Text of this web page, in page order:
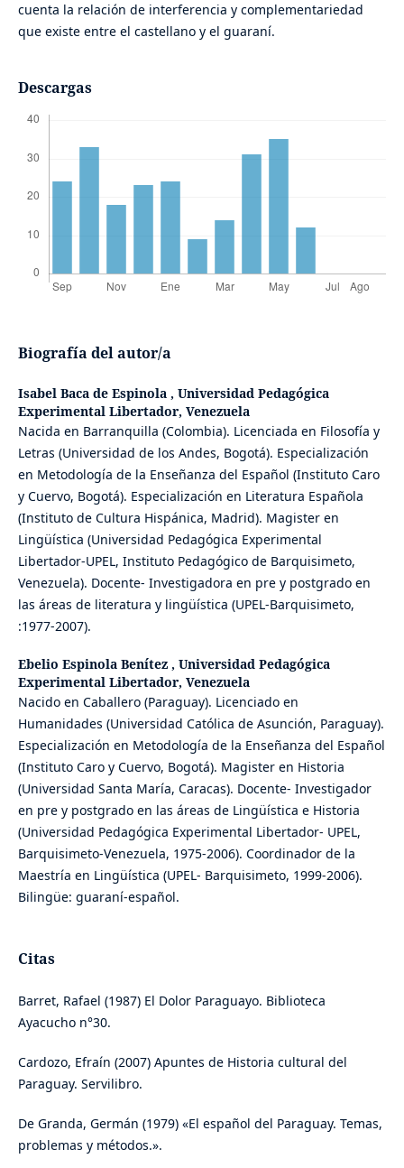
cuenta la relación de interferencia y complementariedad
que existe entre el castellano y el guaraní.
Descargas
Biografía del autor/a
Isabel Baca de Espinola , Universidad Pedagógica
Experimental Libertador, Venezuela
Nacida en Barranquilla (Colombia). Licenciada en Filosofía y
Letras (Universidad de los Andes, Bogotá). Especialización
en Metodología de la Enseñanza del Español (Instituto Caro
y Cuervo, Bogotá). Especialización en Literatura Española
(Instituto de Cultura Hispánica, Madrid). Magister en
Lingüística (Universidad Pedagógica Experimental
Libertador-UPEL, Instituto Pedagógico de Barquisimeto,
Venezuela). Docente- Investigadora en pre y postgrado en
las áreas de literatura y lingüística (UPEL-Barquisimeto,
:1977-2007).
Ebelio Espinola Benítez , Universidad Pedagógica
Experimental Libertador, Venezuela
Nacido en Caballero (Paraguay). Licenciado en
Humanidades (Universidad Católica de Asunción, Paraguay).
Especialización en Metodología de la Enseñanza del Español
(Instituto Caro y Cuervo, Bogotá). Magister en Historia
(Universidad Santa María, Caracas). Docente- Investigador
en pre y postgrado en las áreas de Lingüística e Historia
(Universidad Pedagógica Experimental Libertador- UPEL,
Barquisimeto-Venezuela, 1975-2006). Coordinador de la
Maestría en Lingüística (UPEL- Barquisimeto, 1999-2006).
Bilingüe: guaraní-español.
Citas
Barret, Rafael (1987) El Dolor Paraguayo. Biblioteca
Ayacucho n°30.
Cardozo, Efraín (2007) Apuntes de Historia cultural del
Paraguay. Servilibro.
De Granda, Germán (1979) «El español del Paraguay. Temas,
problemas y métodos.».